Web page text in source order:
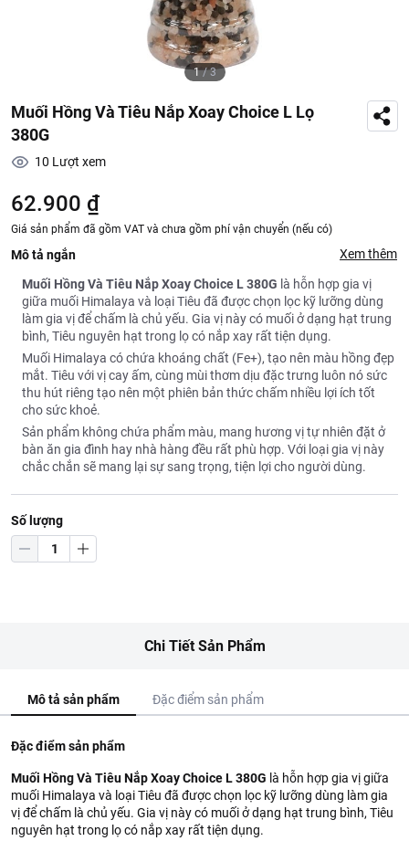
1/3
Muối Hồng Và Tiêu Nắp Xoay Choice L Lọ
380G
10 Lượt xem
62.900 ₫
Giá sản phẩm đã gồm VAT và chưa gồm phí vận chuyển (nếu có)
Mô tả ngắn Xem thêm
Muối Hồng Và Tiêu Nắp Xoay Choice L 380G là hỗn hợp gia vị
giữa muối Himalaya và loại Tiêu đã được chọn lọc kỹ lưỡng dùng
làm gia vị để chấm là chủ yếu. Gia vị này có muối ở dạng hạt trung
bình, Tiêu nguyên hạt trong lọ có nắp xay rất tiện dụng.
Muối Himalaya có chứa khoáng chất (Fe+), tạo nên màu hồng đẹp
mắt. Tiêu với vị cay ấm, cùng mùi thơm dịu đặc trưng luôn nó sức
thu hút riêng tạo nên một phiên bản thức chấm nhiều lợi ích tốt
cho sức khoẻ.
Sản phẩm không chứa phẩm màu, mang hương vị tự nhiên đặt ở
bàn ăn gia đình hay nhà hàng đều rất phù hợp. Với loại gia vị này
chắc chắn sẽ mang lại sự sang trọng, tiện lợi cho người dùng.
Số lượng
Chi Tiết Sản Phẩm
Mô tả sản phẩm Đặc điểm sản phẩm
Đặc điểm sản phẩm
Muối Hồng Và Tiêu Nắp Xoay Choice L 380G là hỗn hợp gia vị giữa
muối Himalaya và loại Tiêu đã được chọn lọc kỹ lưỡng dùng làm gia
vị để chấm là chủ yếu. Gia vị này có muối ở dạng hạt trung bình, Tiêu
nguyên hạt trong lọ có nắp xay rất tiện dụng.